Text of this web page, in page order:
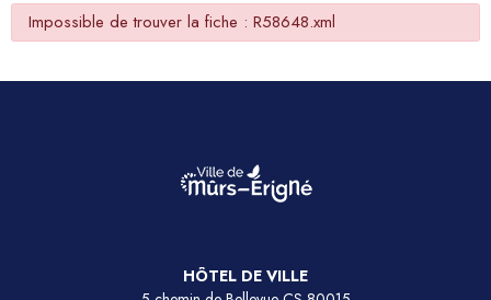
Impossible de trouver la fiche : R58648.xml
HÔTEL DE VILLE